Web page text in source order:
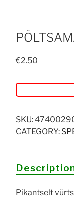
€2.50
SKU:
CATEGORY:
Pikantselt